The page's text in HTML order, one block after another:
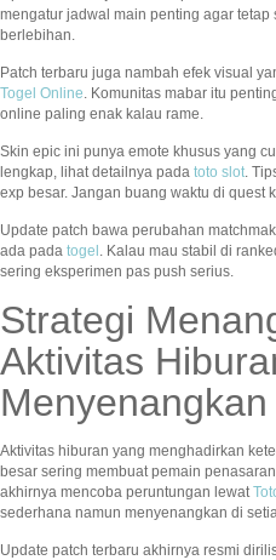
mengatur jadwal main penting agar tetap
berlebihan.
Patch terbaru juga nambah efek visual
Togel Online . Komunitas mabar itu
online paling enak kalau rame.
Skin epic ini punya emote khusus yang
lengkap, lihat detailnya pada toto slot .
exp besar. Jangan buang waktu di quest
Update patch bawa perubahan
ada pada togel . Kalau mau stabil di
sering eksperimen pas push serius.
Strategi
Aktivitas
Menyenangkan
Aktivitas hiburan yang menghadirkan
besar sering membuat pemain
akhirnya mencoba peruntungan lewat
sederhana namun menyenangkan di
Update patch terbaru akhirnya resmi